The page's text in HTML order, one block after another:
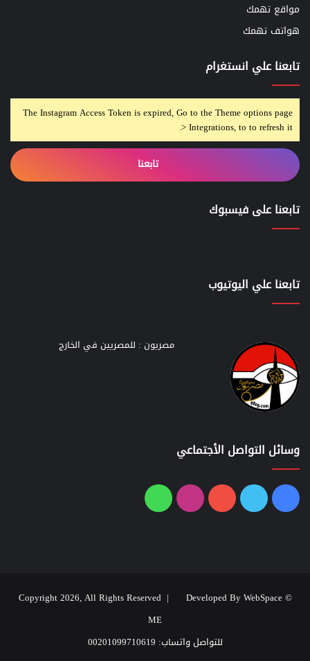
مواقع تهمك
هواتف تهمك
تابعنا علي انستغرام
The Instagram Access Token is expired, Go to the Theme options page
> Integrations, to to refresh it.
تابعنا
تابعنا على فيسبوك
تابعنا علي اليوتيوب
مصريون : للمصريين في الخارج
وسائل التواصل الأجتماعي
فيسبوك
تويتر يوتيوبانستقرامواتساب
© Copyright 2026, All Rights Reserved |
Developed By WebSpace
ME
للتواصل واتساب: 00201099710619